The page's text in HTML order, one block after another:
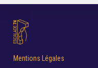
Mentions Légales